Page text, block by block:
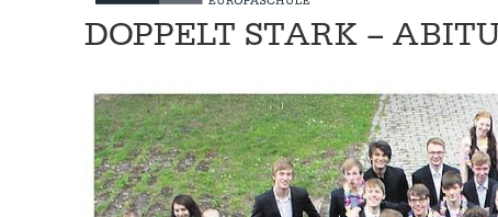
DOPPELT STARK –